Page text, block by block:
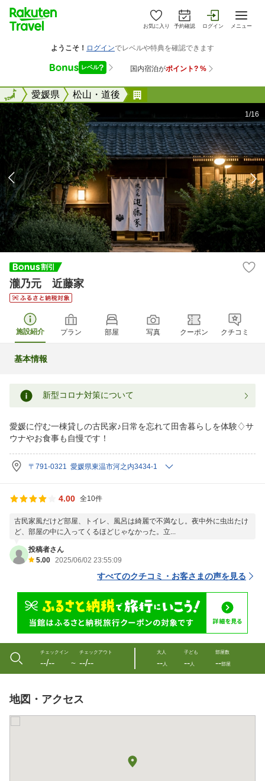
お気に入り 予約確認 ログイン メニュー
全国愛媛県 松山・道後
全国
1/16
瀧乃元 近藤家
施設紹介 プラン 部屋 写真 クーポン クチコミ
基本情報
新型コロナ対策について
愛媛に佇む一棟貸しの古民家♪日常を忘れて田舎暮らしを体験♢サ
ウナやお食事も自慢です！
〒791-0321 愛媛県東温市河之内3434-1
4.00 全10件
古民家風だけど部屋、トイレ、風呂は綺麗で不満なし。夜中外に虫出たけ
ど、部屋の中に入ってくるほどじゃなかった。立...
投稿者さん
5.00 2025/06/02 23:55:09
すべてのクチコミ・お客さまの声を見る
チェックイン
--/-- 〜
チェックアウト
--/--
大人
--人
子ども
--人
部屋数
--部屋
地図・アクセス